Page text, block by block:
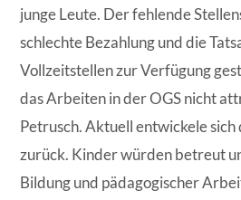
junge Leute. Der fehlende
schlechte Bezahlung und die
Vollzeitstellen zur Verfügung
das Arbeiten in der OGS nicht
Petrusch. Aktuell entwickele sich
zurück. Kinder würden betreut
Bildung und pädagogischer